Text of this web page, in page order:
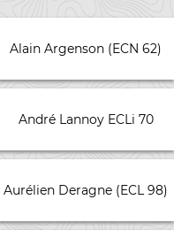
Alain Argenson (ECN 62)
André Lannoy ECLi 70
Aurélien Deragne (ECL 98)